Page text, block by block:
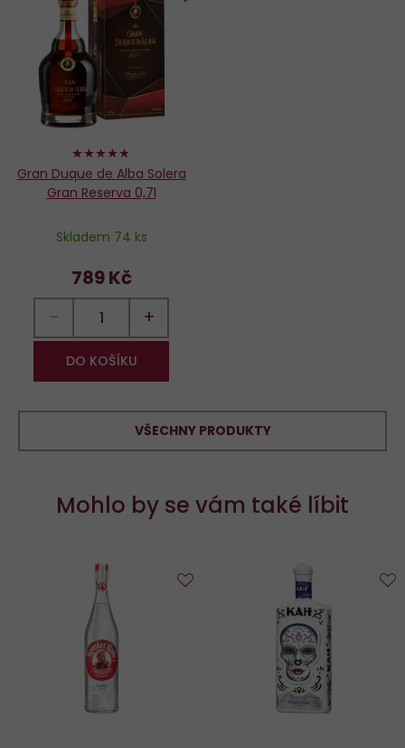
94%
Gran Duque de Alba Solera
Gran Reserva 0,7l
Skladem 74 ks
789 Kč
− +
DO KOŠÍKU
VŠECHNY PRODUKTY
Mohlo by se vám také líbit